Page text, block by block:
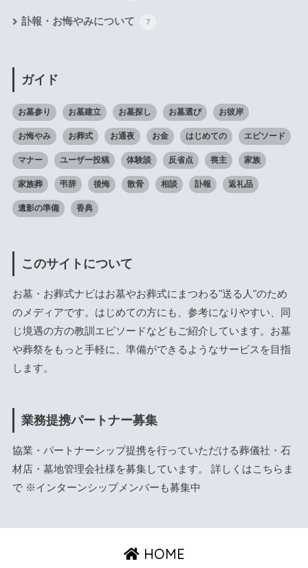
訃報・お悔やみについて 7
ガイド
お墓参り お墓建立 お墓探し お墓選び お彼岸
お悔やみ お葬式 お通夜 お金 はじめての エピソード
マナー ユーザー投稿 体験談 反省点 喪主 家族
家族葬 弔辞 後悔 散骨 相談 訃報 返礼品
遺影の準備 香典
このサイトについて
お墓・お葬式ナビはお墓やお葬式にまつわる"送る人"のため
のメディアです。はじめての方にも、参考になりやすい、同
じ境遇の方の教訓エピソードなどもご紹介しています。お墓
や葬祭をもっと手軽に、準備ができるようなサービスを目指
します。
業務提携パートナー募集
協業・パートナーシップ提携を行っていただける葬儀社・石
材店・墓地管理会社様を募集しています。 詳しくはこちら ま
で ※インターンシップメンバーも募集中
HOME